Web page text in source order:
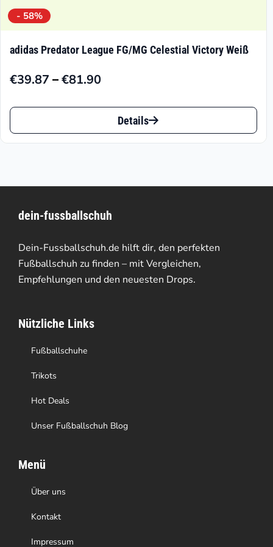
- 58%
adidas Predator League FG/MG Celestial Victory Weiß
€39.87 –€81.90
Preisspanne:
€39.87
€81.90
Dieses
Produkt
auf.
Die
Optionen
können
der
Produktseite
gewählt
werden
Details
dein-fussballschuh
Dein-Fussballschuh.de hilft dir, den perfekten
Fußballschuh zu finden – mit Vergleichen,
Empfehlungen und den neuesten Drops.
Nützliche Links
Fußballschuhe
Trikots
Hot Deals
Unser Fußballschuh Blog
Menü
Über uns
Kontakt
Impressum